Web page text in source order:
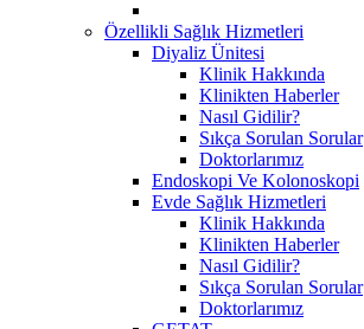
Özellikli Sağlık Hizmetleri
Diyaliz Ünitesi
Klinik Hakkında
Klinikten Haberler
Nasıl Gidilir?
Sıkça Sorulan Sorular
Doktorlarımız
Endoskopi Ve Kolonoskopi
Evde Sağlık Hizmetleri
Klinik Hakkında
Klinikten Haberler
Nasıl Gidilir?
Sıkça Sorulan Sorular
Doktorlarımız